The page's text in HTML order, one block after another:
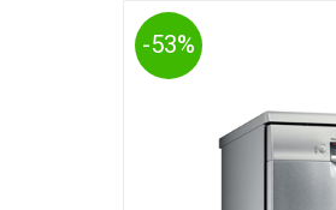
-53%